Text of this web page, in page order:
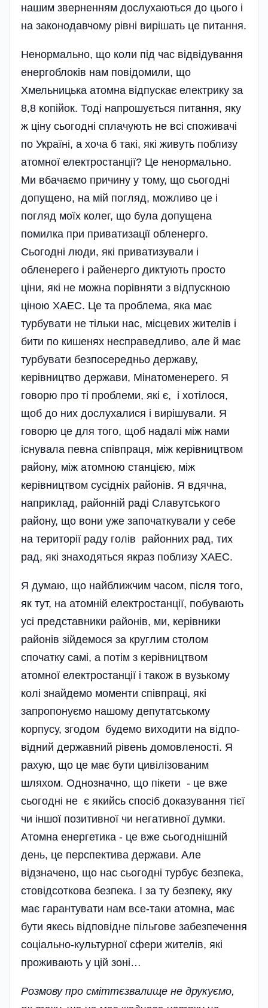
нашим зверненням дослухаються до цього і
на законодавчому рівні вирішать це питання.
Ненормально, що коли під час відвідування
енергоблоків нам повідом­или, що
Хмельницька атомна від­пускає електрику за
8,8 копійок. Тоді напрошується питання, яку
ж ціну сьогодні сплачують не всі споживачі
по Україні, а хоча б такі, які живуть поблизу
атомної електростанції? Це ненормально.
Ми вбачаємо причину у тому, що сьогодні
допущено, на мій погляд, можливо це і
погляд моїх колег, що була допущена
помилка при приватизації обленерго.
Сьогодні люди, які приватизували і
обленерего і райенерго диктують просто
ціни, які не можна порівняти з відпускною
ціною ХАЕС. Це та проблема, яка має
турбувати не тільки нас, місцевих жителів і
бити по кишенях несправедливо, але й має
турбувати безпосередньо державу,
керівництво держави, Мінатоменерего. Я
говорю про ті проблеми, які є, і хотілося,
щоб до них дослухалися і вирішували. Я
говорю це для того, щоб надалі між нами
існувала певна співпраця, між керівництвом
району, між атомною станцією, між
керівництвом сусідніх районів. Я вдячна,
наприклад, районній раді Славутського
району, що вони уже започаткували у себе
на території раду голів районних рад, тих
рад, які знаходяться якраз поблизу ХАЕС.
Я думаю, що найближчим часом, після того,
як тут, на атомній електростанції, побувають
усі представники районів, ми, керівники
районів зійдемося за круглим столом
спочатку самі, а потім з керівництвом
атомної електростанції і також в вузькому
колі знайдемо моменти співпраці, які
запропонуємо нашому депутатському
корпусу, згодом будемо виходити на відпо­
відний державний рівень домовленості. Я
рахую, що це має бути циві­лізованим
шляхом. Однозначно, що пікети - це вже
сьогодні не є якийсь спосіб доказування тієї
чи іншої позитивної чи негативної думки.
Атомна енергетика - це вже сьогоднішній
день, це перспектива держави. Але
відзначено, що нас сьогодні турбує безпека,
стовідсоткова безпека. І за ту безпеку, яку
має гарантувати нам все-таки атомна, має
бути якесь відповідне пільгове забезпечення
соціально-культурної сфери жителів, які
проживають у цій зоні…
Розмову про сміттєзвалище не друкуємо,